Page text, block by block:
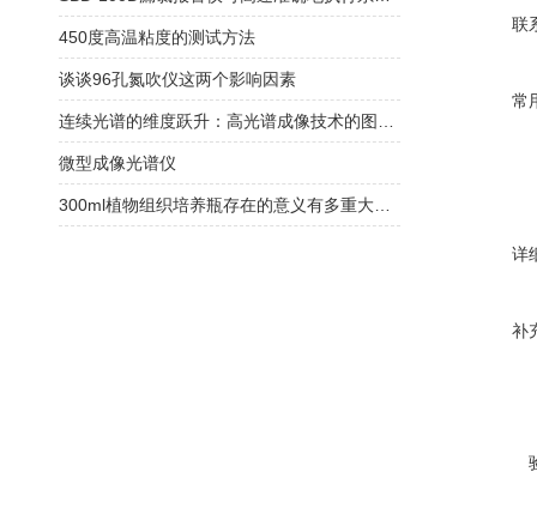
联
常
详
补
450度高温粘度的测试方法
谈谈96孔氮吹仪这两个影响因素
微型成像光谱仪